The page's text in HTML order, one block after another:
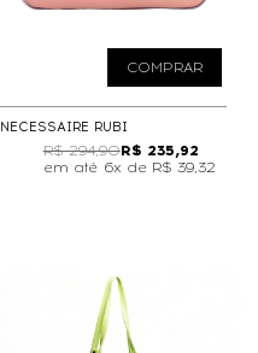
COMPRAR
NECESSAIRE RUBI
R$ 294,90R$ 235,92
6x de R$ 39,32